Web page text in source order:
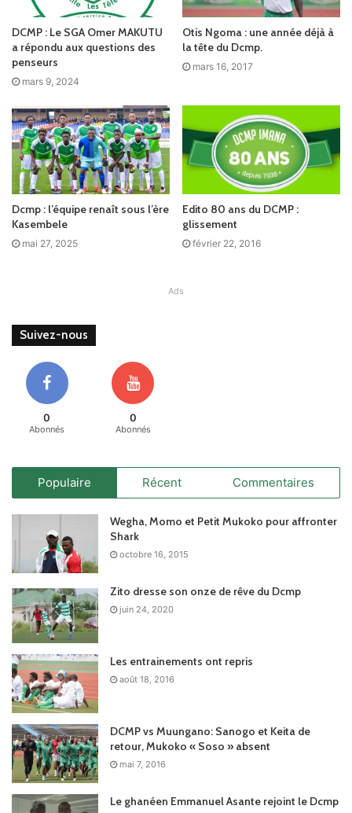
DCMP : Le SGA Omer MAKUTU
a répondu aux questions des
penseurs
mars 9, 2024
Otis Ngoma : une année déjà à
la tête du Dcmp.
mars 16, 2017
Dcmp : l’équipe renaît sous l’ère
Kasembele
mai 27, 2025
Edito 80 ans du DCMP :
glissement
février 22, 2016
Ads
Suivez-nous
0
Abonnés
0
Abonnés
Populaire Récent Commentaires
Wegha, Momo et Petit Mukoko pour affronter
Shark
octobre 16, 2015
Zito dresse son onze de rêve du Dcmp
juin 24, 2020
Les entrainements ont repris
août 18, 2016
DCMP vs Muungano: Sanogo et Keita de
retour, Mukoko « Soso » absent
mai 7, 2016
Le ghanéen Emmanuel Asante rejoint le Dcmp